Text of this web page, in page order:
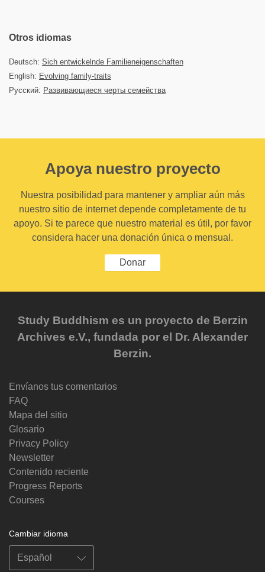
Otros idiomas
Deutsch: Sich entwickelnde Familieneigenschaften
English: Evolving family-traits
Русский: Развивающиеся черты семейства
Apoya nuestro proyecto
Nuestra posibilidad para mantener y ampliar aún más
nuestro sitio de internet depende completamente de tu
apoyo. Si te parece que nuestro material es útil, por favor
considera hacer una donación única o mensual.
Donar
Study Buddhism es un proyecto de Berzin
Archives e.V., fundada por el Dr. Alexander
Berzin.
Envíanos tus comentarios
FAQ
Mapa del sitio
Glosario
Privacy Policy
Newsletter
Contenido reciente
Progress Reports
Courses
Cambiar idioma